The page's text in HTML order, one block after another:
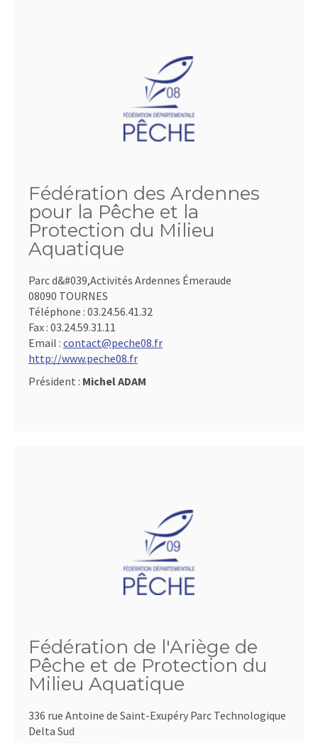
Fédération des Ardennes
pour la Pêche et la
Protection du Milieu
Aquatique
Parc d&#039,Activités Ardennes Émeraude
08090 TOURNES
Téléphone : 03.24.56.41.32
Fax : 03.24.59.31.11
Email : contact@peche08.fr
http://www.peche08.fr
Président : Michel ADAM
Fédération de l'Ariège de
Pêche et de Protection du
Milieu Aquatique
336 rue Antoine de Saint-Exupéry Parc Technologique
Delta Sud